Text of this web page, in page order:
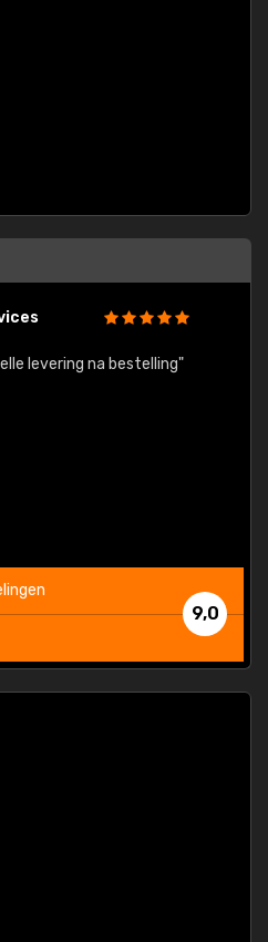
levering na bestelling"
9,0